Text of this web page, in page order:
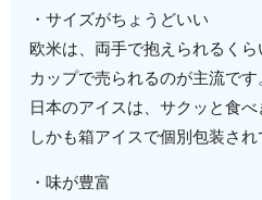
・サイズがちょうどいい
欧米は、両手で抱えられるく
カップで売られるのが主流です
日本のアイスは、サクッと食べ
しかも箱アイスで個別包装され
・味が豊富